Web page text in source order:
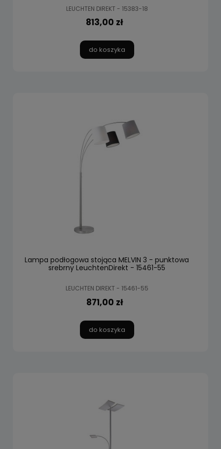
LEUCHTEN DIREKT - 15383-18
813,00 zł
do koszyka
Lampa podłogowa stojąca MELVIN 3 - punktowa
srebrny LeuchtenDirekt - 15461-55
LEUCHTEN DIREKT - 15461-55
871,00 zł
do koszyka